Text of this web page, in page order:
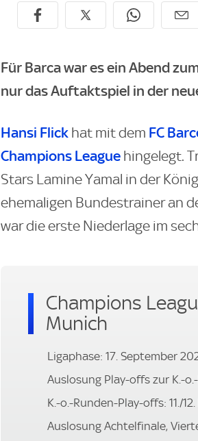
Für Barca war es ein Abend
nur das Auftaktspiel in der
Hansi Flick hat mit dem FC
Champions League hingelegt.
Stars Lamine Yamal in der
ehemaligen Bundestrainer an
war die erste Niederlage im
Champions
Munich
Ligaphase: 17. September
Auslosung Play-offs zur K.-
K.-o.-Runden-Play-offs: 11./
Auslosung Achtelfinale,